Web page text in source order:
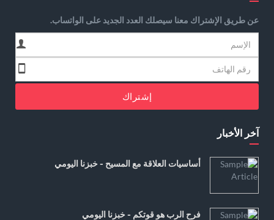
عن طريق الإشتراك معنا سيصلك العدد الجديد على الواتساب.
إشتراك
آخر الأخبار
أساسيات العلاقة مع المسيح - خبزنا اليومي
فرح الرب هو قوتكم - خبزنا اليومي